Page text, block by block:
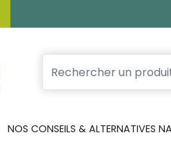
NOS CONSEILS & ALTERNATIVES